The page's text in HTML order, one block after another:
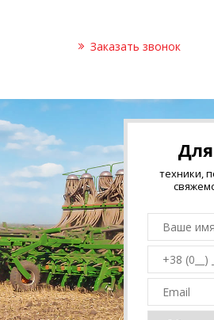
Заказать звонок
техники,